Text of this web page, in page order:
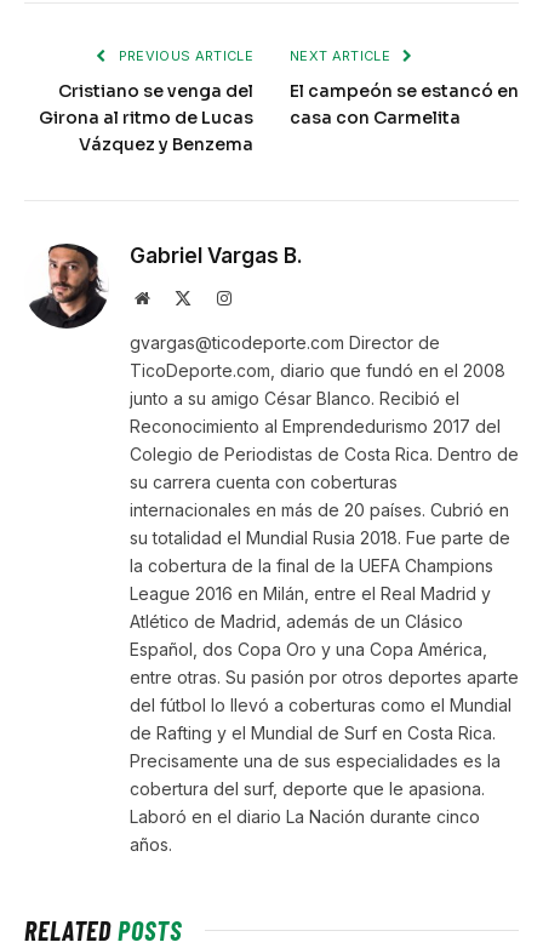
PREVIOUS ARTICLE
Cristiano se venga del
Girona al ritmo de Lucas
Vázquez y Benzema
NEXT ARTICLE
El campeón se estancó en
casa con Carmelita
Gabriel Vargas B.
Website Instagram
gvargas@ticodeporte.com Director de
TicoDeporte.com, diario que fundó en el 2008
junto a su amigo César Blanco. Recibió el
Reconocimiento al Emprendedurismo 2017 del
Colegio de Periodistas de Costa Rica. Dentro de
su carrera cuenta con coberturas
internacionales en más de 20 países. Cubrió en
su totalidad el Mundial Rusia 2018. Fue parte de
la cobertura de la final de la UEFA Champions
League 2016 en Milán, entre el Real Madrid y
Atlético de Madrid, además de un Clásico
Español, dos Copa Oro y una Copa América,
entre otras. Su pasión por otros deportes aparte
del fútbol lo llevó a coberturas como el Mundial
de Rafting y el Mundial de Surf en Costa Rica.
Precisamente una de sus especialidades es la
cobertura del surf, deporte que le apasiona.
Laboró en el diario La Nación durante cinco
años.
RELATEDPOSTS